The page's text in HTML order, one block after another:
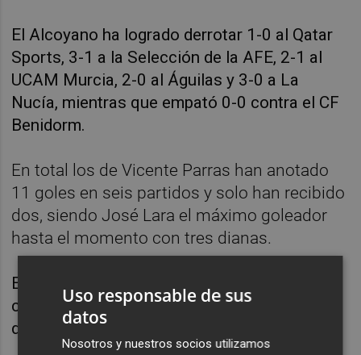
El Alcoyano ha logrado derrotar 1-0 al Qatar
Sports, 3-1 a la Selección de la AFE, 2-1 al
UCAM Murcia, 2-0 al Águilas y 3-0 a La
Nucía, mientras que empató 0-0 contra el CF
Benidorm.
En total los de Vicente Parras han anotado
11 goles en seis partidos y solo han recibido
dos, siendo José Lara el máximo goleador
hasta el momento con tres dianas.
El Hércules llega a la reedición de este
clásico del fútbol alicantino con un balance
de cuatro victorias y dos derrotas.
Uso responsable de sus
datos
Nosotros y nuestros socios utilizamos